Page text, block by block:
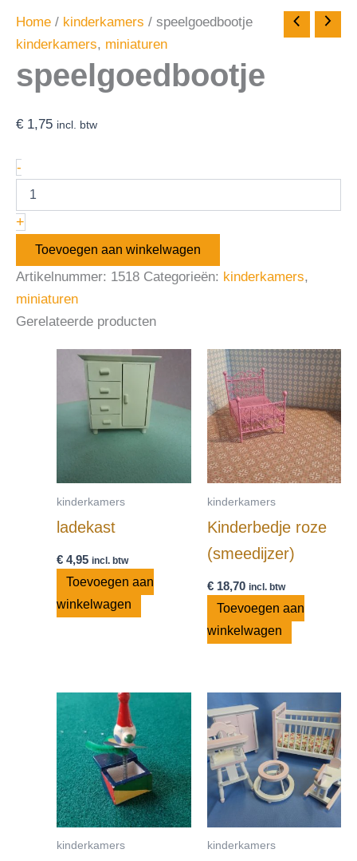
Home / kinderkamers / speelgoedbootje
kinderkamers, miniaturen
speelgoedbootje
€ 1,75 incl. btw
-
+
Toevoegen aan winkelwagen
Artikelnummer: 1518 Categorieën: kinderkamers,
miniaturen
Gerelateerde producten
kinderkamers
ladekast
€ 4,95 incl. btw
Toevoegen aan
winkelwagen
kinderkamers
Kinderbedje roze
(smeedijzer)
€18,70 incl. btw
Toevoegen aan
winkelwagen
kinderkamers kinderkamers